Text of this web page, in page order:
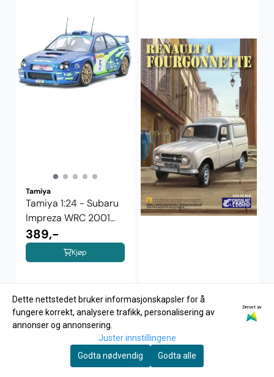
Tamiya
Tamiya 1:24 - Subaru
Impreza WRC 2001
(24240)
389,-
Kjøp
EBBRO 1:24 - Renault
4 Fourgonnette
Dette nettstedet bruker informasjonskapsler for å
fungere korrekt, analysere trafikk, personalisering av
annonser og annonsering.
Drevet av
Juster innstillingene
Godta nødvendig
Godta alle